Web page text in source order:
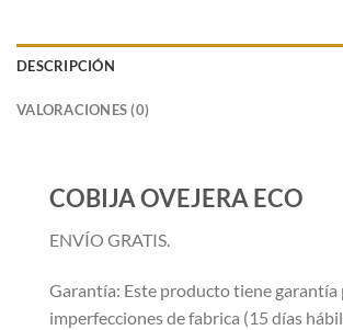
DESCRIPCIÓN
VALORACIONES (0)
COBIJA OVEJERA ECO
ENVÍO GRATIS.
Garantía: Este producto tiene garantía
imperfecciones de fabrica (15 días